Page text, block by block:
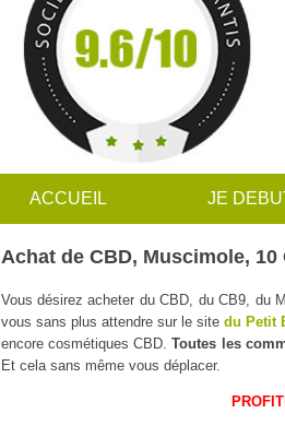
ACCUEIL JE
Achat de CBD, Muscimole,
Vous désirez acheter du CBD, du CB9, du
vous sans plus attendre sur le site du Petit
encore cosmétiques CBD.Toutes les
Et cela sans même vous déplacer.